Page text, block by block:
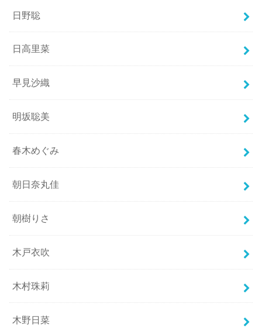
日野聡
日高里菜
早見沙織
明坂聡美
春木めぐみ
朝日奈丸佳
朝樹りさ
木戸衣吹
木村珠莉
木野日菜